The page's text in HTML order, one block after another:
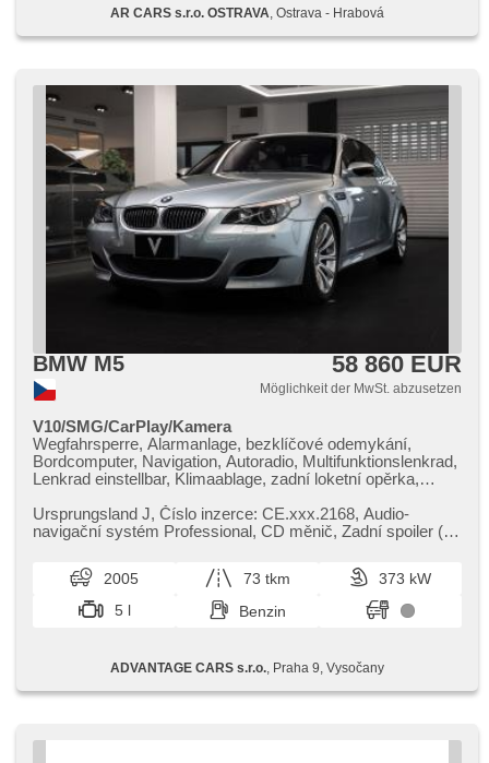
Stabilitätsprogramm (ESP), Antriebsschlupfregelung (ASR),
zadní pohon, Handgetriebe, 6 Geschwindigkeitsgänge,
AR CARS s.r.o. OSTRAVA , Ostrava - Hrabová
BMW M5 58 860 EUR
Möglichkeit der MwSt. abzusetzen
V10/SMG/CarPlay/Kamera
Wegfahrsperre, Alarmanlage, bezklíčové odemykání,
Bordcomputer, Navigation, Autoradio, Multifunktionslenkrad,
Lenkrad einstellbar, Klimaablage, zadní loketní opěrka,
beheizte Sitze, Sportsitze, El. einstellbare Sitze,
Scheinwerferwaschanlagen, Alufelgen, El. Spiegel, beheizte
Lichtsensor, El. Vorderscheiben, El. Seitenscheiben,
Zentralverriegelung, Fahrgestell Steifheitsregelung, 2-Zonen
Klimaanlage, El. Dachfenster, Bi Xenon-Scheinwerfer, CD-
Spieler, CD-Wechsler, Zentralverriegelung mit
senzory přední, Außenthermometer, Servolenkung,
Elektronisches Stabilitätsprogramm (ESP),
Fahrkamera, Autokühlschrank, ABS
Ursprungsland J,​ Číslo inzerce: CE.xxx.2168,​ Audio​-
navigační systém Professional,​ CD měnič,​ Zadní spoiler (M​
2005 73 tkm
373 kW
5 l
Benzin
ADVANTAGE CARS s.r.o. , Praha 9, Vysočany